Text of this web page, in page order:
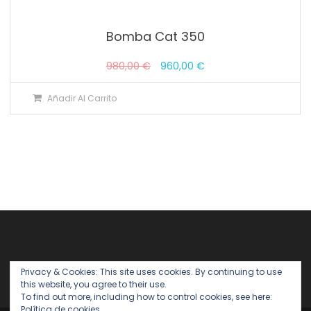
Bomba Cat 350
980,00€
El
precio
era:
960,00 €El
precio
es:
Añadir Al Carrito
Privacy & Cookies: This site uses cookies. By continuing to use
this website, you agree to their use.
To find out more, including how to control cookies, see here: